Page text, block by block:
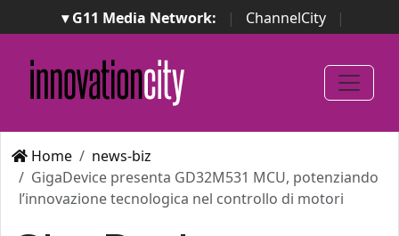
▾ G11 Media Network: | ChannelCity
|
ImpresaCity | SecurityOpenLab | Italian Channel
Awards
Italian Project Awards
Italian Security
Awards
Home
news-biz
GigaDevice presenta GD32M531 MCU, potenziando
l’innovazione tecnologica nel controllo di motori